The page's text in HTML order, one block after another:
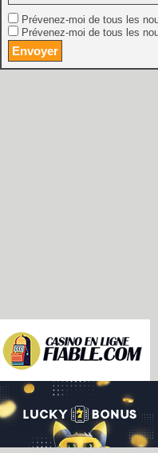
Prévenez-moi de tous les
Prévenez-moi de tous les